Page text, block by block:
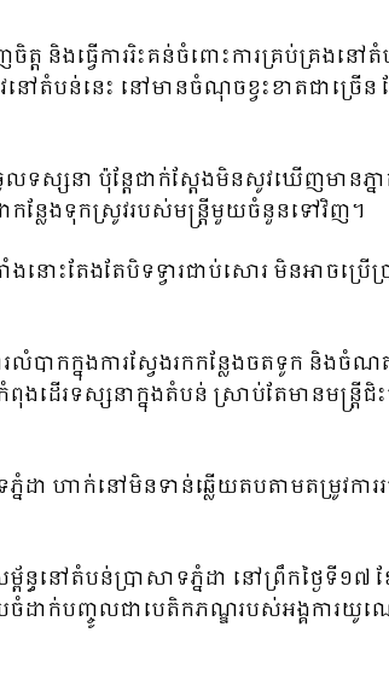
ត្ត និងធ្វើការរិះគន់ចំពោះការគ្រប់គ្រងន
ៀវនៅតំបន់នេះ នៅមានចំណុចខ្វះខាតជា
សនា ប៉ុន្តែជាក់ស្តែងមិនសូវឃើញមានភ្នា
ជាកន្លែងទុកស្រូវរបស់មន្ត្រីមួយចំនួនទៅវិញ។
តែងតែបិទទ្វារជាប់សោរ មិនអាចប្រើប្រ
បាកក្នុងការស្វែងរកកន្លែងចតទូក និង
ើរទស្សនាក្នុងតំបន់ ស្រាប់តែមានមន្ត្
ដា ហាក់នៅមិនទាន់ឆ្លើយតបតាមតម្រូវកា
ព័ន្ធនៅតំបន់ប្រាសាទភ្នំដា នៅព្រឹកថ្ងៃទី
ៀបចំដាក់បញ្ចូលជាបេតិកភណ្ឌរបស់អង្គការ